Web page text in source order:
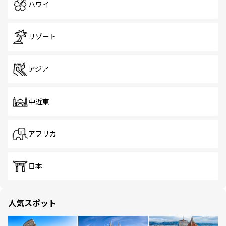
ハワイ
リゾート
アジア
中近東
アフリカ
日本
人気スポット